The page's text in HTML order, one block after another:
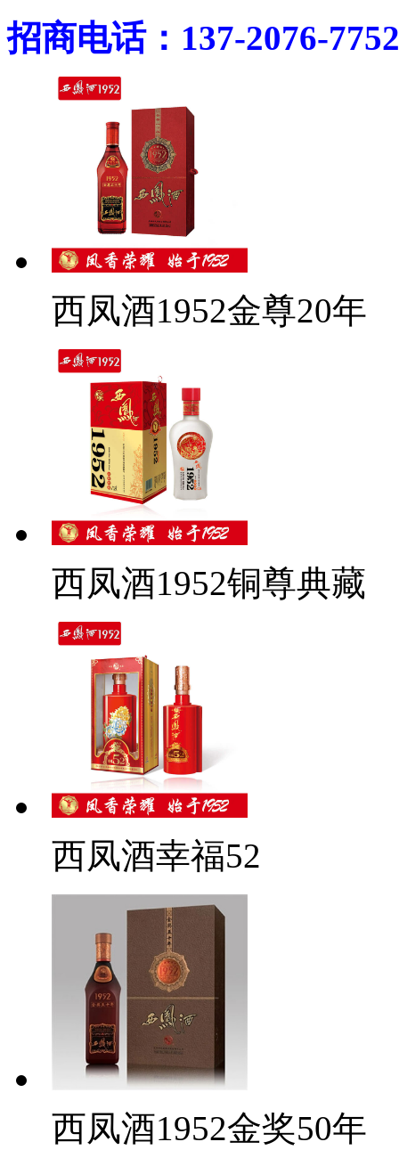
招商电话：137-2076-7752
西凤酒1952金尊20年
西凤酒1952铜尊典藏
西凤酒幸福52
西凤酒1952金奖50年